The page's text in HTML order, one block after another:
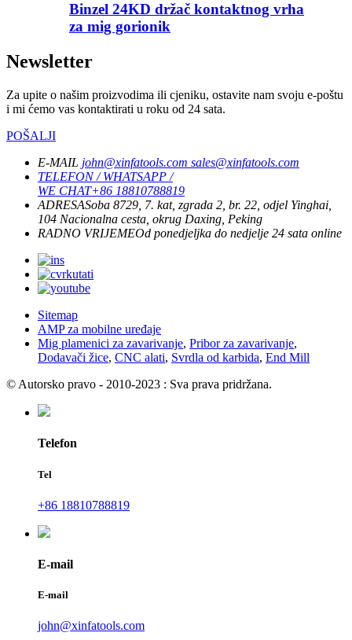
Binzel 24KD držač kontaktnog vrha
za mig gorionik
Newsletter
Za upite o našim proizvodima ili cjeniku, ostavite nam svoju e-poštu
i mi ćemo vas kontaktirati u roku od 24 sata.
POŠALJI
E-MAIL john@xinfatools.com sales@xinfatools.com
TELEFON / WHATSAPP /
WE CHAT+86 18810788819
ADRESASoba 8729, 7. kat, zgrada 2, br. 22, odjel Yinghai,
104 Nacionalna cesta, okrug Daxing, Peking
RADNO VRIJEMEOd ponedjeljka do nedjelje 24 sata online
Sitemap
AMP za mobilne uređaje
Mig plamenici za zavarivanje, Pribor za zavarivanje,
Dodavači žice, CNC alati, Svrdla od karbida, End Mill
© Autorsko pravo - 2010-2023 : Sva prava pridržana.
Telefon
Tel
+86 18810788819
E-mail
E-mail
john@xinfatools.com